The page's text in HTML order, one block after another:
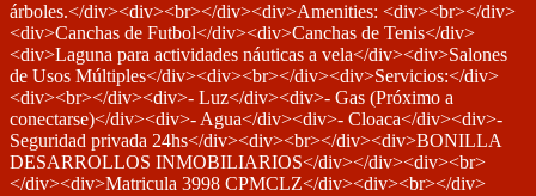
árboles.</div><div><br></div><div>Amenities: <div><br></div>
<div>Canchas de Futbol</div><div>Canchas de Tenis</div>
<div>Laguna para actividades náuticas a vela</div><div>Salones
de Usos Múltiples</div><div><br></div><div>Servicios:</div>
<div><br></div><div>- Luz</div><div>- Gas (Próximo a
conectarse)</div><div>- Agua</div><div>- Cloaca</div><div>-
Seguridad privada 24hs</div><div><br></div><div>BONILLA
DESARROLLOS INMOBILIARIOS</div></div><div><br>
</div><div>Matricula 3998 CPMCLZ</div><div><br></div>